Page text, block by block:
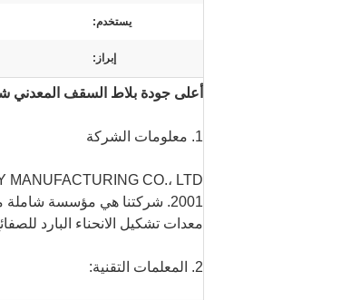
يستخدم:
إبراز:
أعلى جودة بلاط السقف المعدني
1. معلومات الشركة
2001. شركتنا هي مؤسسة
معدات تشكيل الانحناء البارد
2. المعلمات التقنية: